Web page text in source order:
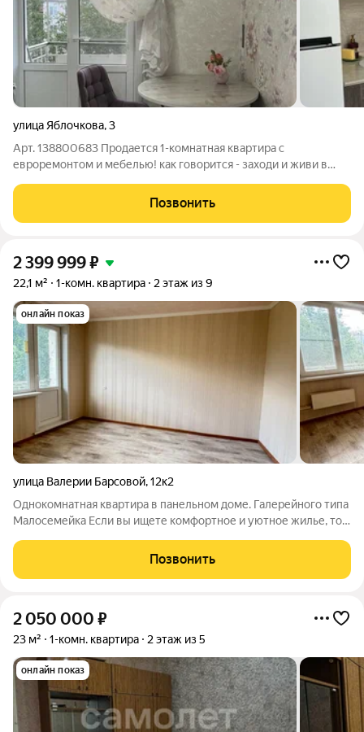
улица Яблочкова,3
Арт. 138800683 Продается 1-комнатная квартира с
евроремонтом и мебелью! как говорится - заходи и живи в
для студентов или как выгодное вложение ! Ремонт выполнен
в светлых пастельных тонах,
Позвонить
2 399 999₽
22,1 м² 1-комн. квартира 2 этаж из 9
онлайн показ
улица Валерии Барсовой,12к2
Однокомнатная квартира в панельном доме. Галерейного типа
Малосемейка Если вы ищете комфортное и уютное жилье, то
Жилая площадь квартиры составляет 16 кв. м, что позволяет
разместить здесь всё
Позвонить
2 050 000 ₽
23 м² 1-комн. квартира 2 этаж из 5
онлайн показ